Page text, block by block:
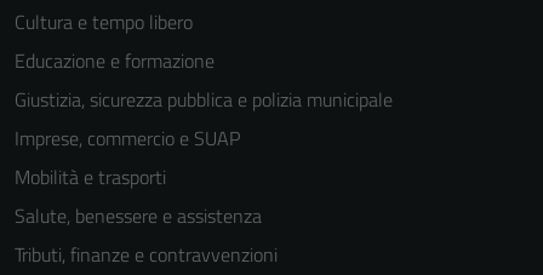
Cultura e tempo libero
Educazione e formazione
Giustizia, sicurezza pubblica e polizia municipale
Imprese, commercio e SUAP
Mobilità e trasporti
Salute, benessere e assistenza
Tributi, finanze e contravvenzioni